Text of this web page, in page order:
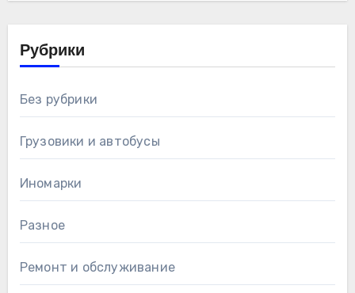
Рубрики
Без рубрики
Грузовики и автобусы
Иномарки
Разное
Ремонт и обслуживание